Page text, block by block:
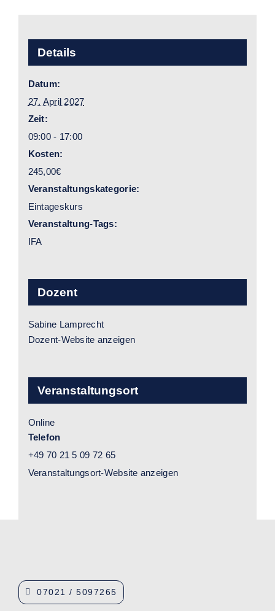
Details
Datum:
27. April 2027
Zeit:
09:00 - 17:00
Kosten:
245,00€
Veranstaltungskategorie:
Eintageskurs
Veranstaltung-Tags:
IFA
Veranstaltungsort
Online
Telefon
+49 70 21 5 09 72 65
Veranstaltungsort-Website anzeigen
Dozent
Sabine Lamprecht
Dozent-Website anzeigen
07021 / 5097265